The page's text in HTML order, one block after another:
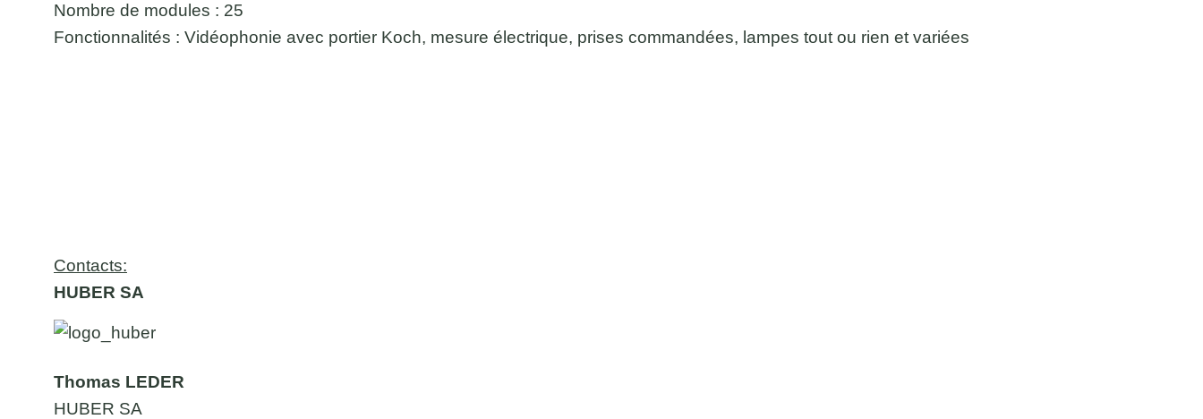
Nombre de modules : 25
Fonctionnalités : Vidéophonie avec portier Koch, mesure électrique, prises commandées, lampes tout ou rien et variées
Contacts:
HUBER SA
Thomas LEDER
HUBER SA